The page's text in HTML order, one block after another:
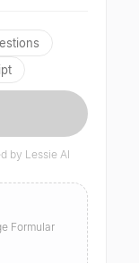
by Lessie AI
Formular